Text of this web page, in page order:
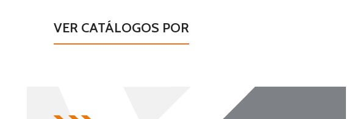
VER CATÁLOGOS POR